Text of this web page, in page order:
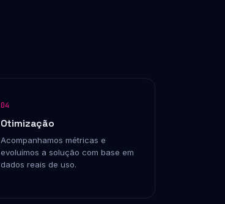
04
Otimização
Acompanhamos métricas e
evoluímos a solução com base em
dados reais de uso.